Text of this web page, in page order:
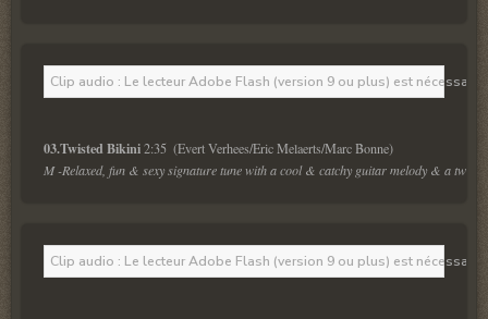
Clip audio : Le lecteur Adobe Flash (version 9 ou plus) est
03.Twisted Bikini
2:35  (Evert Verhees/Eric Melaerts/Marc Bonne)
M -Relaxed, fun & sexy signature tune with a cool & catchy guitar melody & a twist
Clip audio : Le lecteur Adobe Flash (version 9 ou plus) est